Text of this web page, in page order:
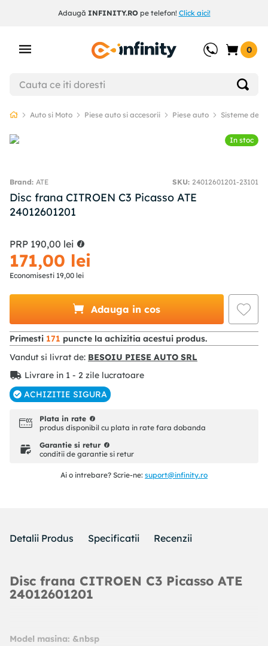
Adaugă INFINITY.ROpe telefon! Click aici!
0
Auto si Moto Piese auto si accesorii Piese auto Sisteme de
In stoc
ATE SKU: 24012601201-23101
Disc frana CITROEN C3 Picasso ATE
24012601201
PRP 190,00 lei
171,00 lei
Economisesti 19,00 lei
Adauga in cos
Primesti 171 puncte la achizitia acestui produs.
Vandut si livrat de: BESOIU PIESE AUTO SRL
Livrare in 1 - 2 zile lucratoare
ACHIZITIE SIGURA
Plata in rate
produs disponibil cu plata in rate fara dobanda
Garantie si retur
conditii de garantie si retur
Ai o intrebare? Scrie-ne: suport@infinity.ro
Detalii Produs Specificatii Recenzii
Disc frana CITROEN C3 Picasso ATE
24012601201
Model masina: &nbsp